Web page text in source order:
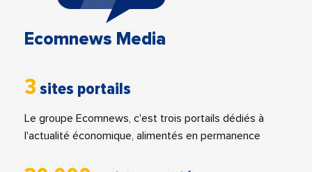
Ecomnews Media
3 sites portails
Le groupe Ecomnews, c'est trois portails dédiés à
l'actualité économique, alimentés en permanence